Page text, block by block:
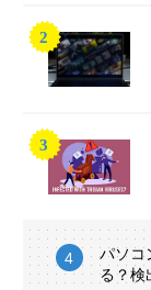
パソコ
る？検